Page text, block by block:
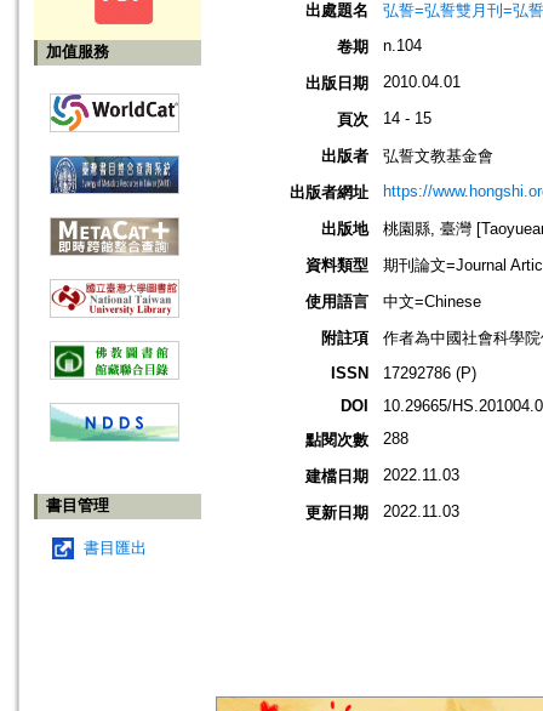
加值服務
書目管理
書目匯出
出處題名
弘誓=弘誓雙月刊=弘
卷期
n.104
出版日期 2010.04.01
頁次 14 - 15
出版者
弘誓文教基金會
出版者網址
https://
出版地
桃園縣, 臺灣
資料類型
期刊論文=Journal
使用語言
中文=Chinese
附註項
作者為中國社會科學
ISSN
17292786 (P)
DOI
10.29665/
點閱次數
288
建檔日期 2022.11.03
更新日期 2022.11.03